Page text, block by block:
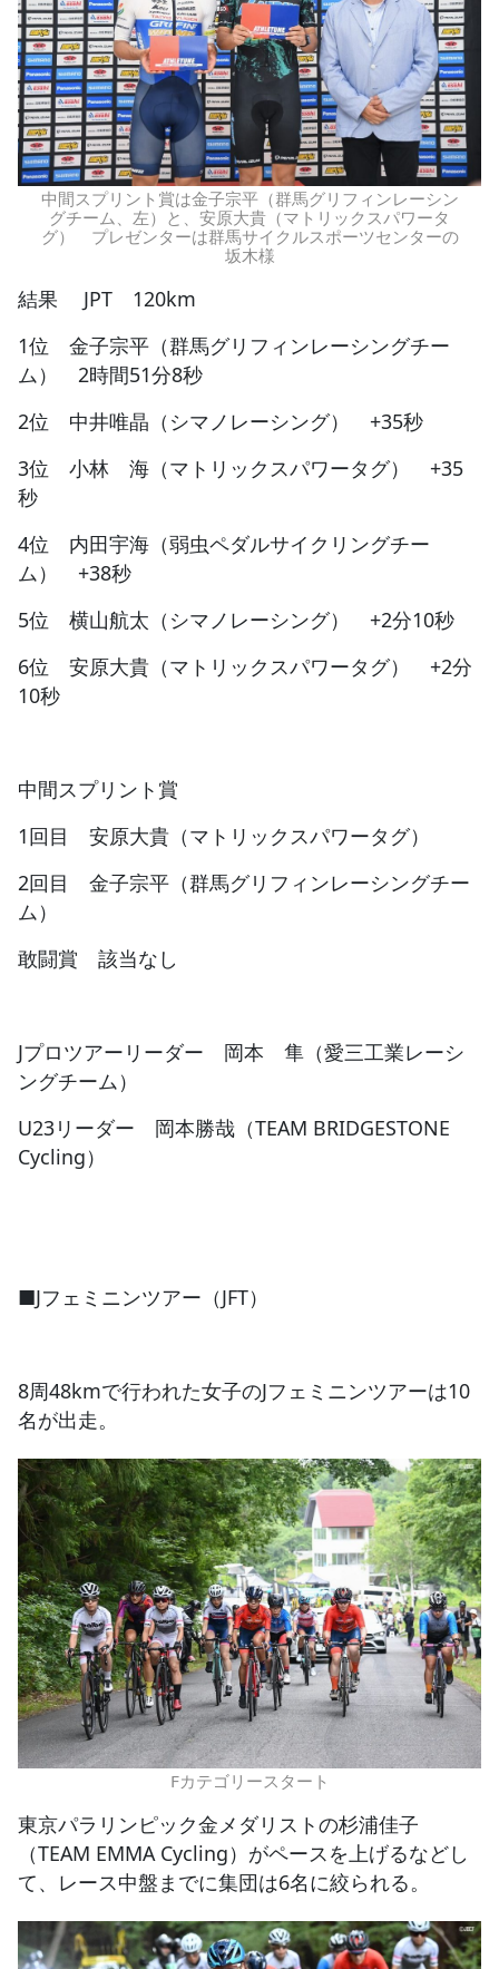
中間スプリント賞は金子宗平（群馬グリフィンレーシン
グチーム、左）と、安原大貴（マトリックスパワータ
グ） プレゼンターは群馬サイクルスポーツセンターの
坂木様
結果 JPT 120km
1位 金子宗平（群馬グリフィンレーシングチー
ム） 2時間51分8秒
2位 中井唯晶（シマノレーシング） +35秒
3位 小林 海（マトリックスパワータグ） +35
秒
4位 内田宇海（弱虫ペダルサイクリングチー
ム） +38秒
5位 横山航太（シマノレーシング） +2分10秒
6位 安原大貴（マトリックスパワータグ） +2分
10秒
中間スプリント賞
1回目 安原大貴（マトリックスパワータグ）
2回目 金子宗平（群馬グリフィンレーシングチー
ム）
敢闘賞 該当なし
Jプロツアーリーダー 岡本 隼（愛三工業レーシ
ングチーム）
U23リーダー 岡本勝哉（TEAM BRIDGESTONE
Cycling）
■Jフェミニンツアー（JFT）
8周48kmで行われた女子のJフェミニンツアーは10
名が出走。
Fカテゴリースタート
東京パラリンピック金メダリストの杉浦佳子
（TEAM EMMA Cycling）がペースを上げるなどし
て、レース中盤までに集団は6名に絞られる。